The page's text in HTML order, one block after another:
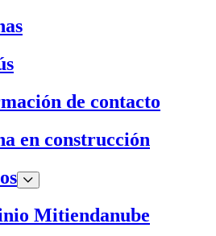
de contacto
en construcción
Mitiendanube